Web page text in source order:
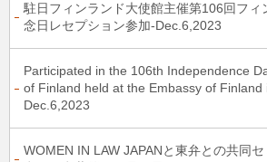
駐日フィンランド大使館主催第106回フィ
念日レセプション参加-Dec.6,2023
Participated in the 106th Independence
of Finland held at the Embassy of Finland
Dec.6,2023
WOMEN IN LAW JAPANと東弁との共同